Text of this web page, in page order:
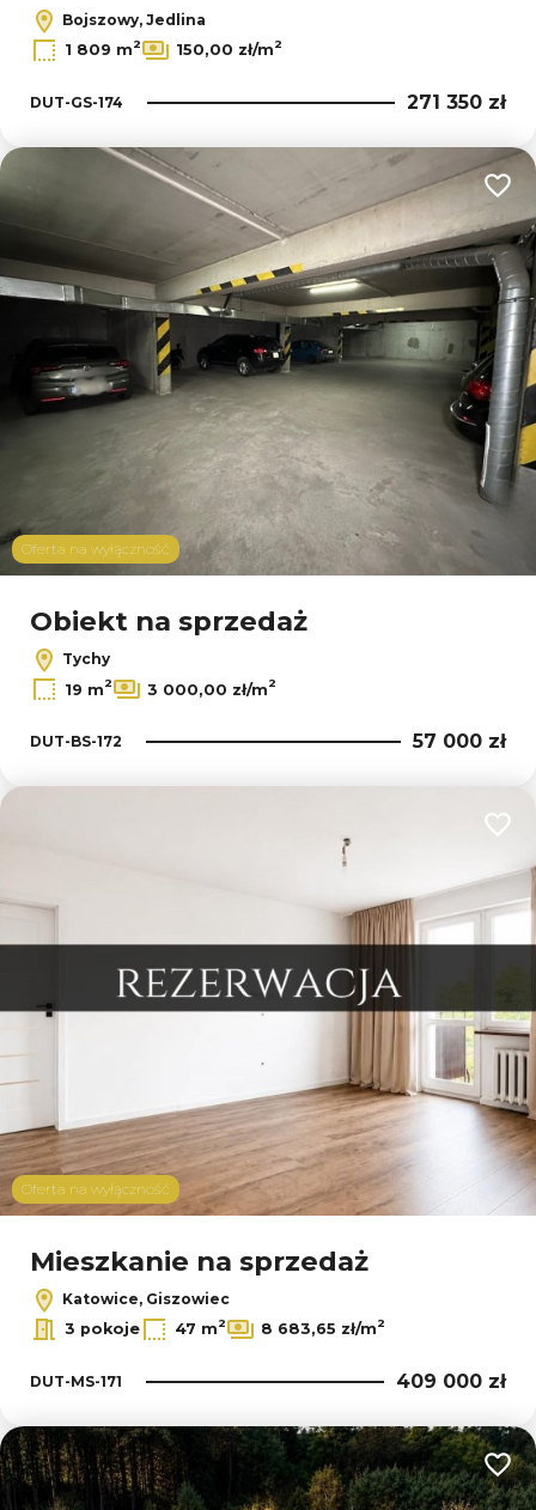
Bojszowy, Jedlina
1 809 m2 150,00 zł/m2
DUT-GS-174 271 350 zł
Oferta na wyłączność
Obiekt na sprzedaż
Tychy
19 m2 3 000,00 zł/m2
DUT-BS-172 57 000 zł
Oferta na wyłączność
Mieszkanie na sprzedaż
Katowice, Giszowiec
3 pokoje
47 m2 8 683,65 zł/m2
DUT-MS-171 409 000 zł